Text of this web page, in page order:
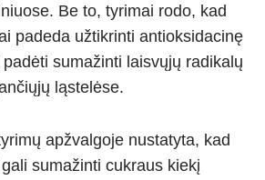
Be to, tyrimai rodo, kad
padeda užtikrinti antioksidacinę
sumažinti laisvųjų radikalų
ląstelėse.
apžvalgoje nustatyta, kad
sumažinti cukraus kiekį